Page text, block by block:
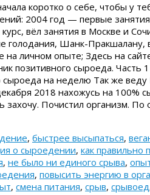
коротко о себе, чтобы у
2004 год — первые
вёл занятия в Москве и
голодания, Шанк-Пракшалану,
личном опыте; Здесь на
позитивного сыроеда. Часть
на неделю Так же
2018 нахожусь на 100%
захочу. Почистил организм.
, быстрее высыпаться,
о сыроедении, как правильно
, не было ни единого срыва,
, повысить энергию в
, смена питания, срыв, срывоед